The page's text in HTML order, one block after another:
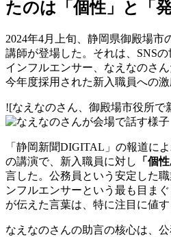
たのは「個性」と「発
2024年4月上旬、静岡県御殿場市
講師が登場した。それは、SNS
インフルエンサー、なえなのさ
今年度採用された新入職員への激
![なえなのさん、御殿場市役所で
「静岡新聞DIGITAL」の報道に
の講演で、新入職員に対し
「個
言した。公務員という安定した
ンフルエンサーという最も目ま
が伝えた言葉は、特に注目に値す
なえなのさんの助言の核心は、